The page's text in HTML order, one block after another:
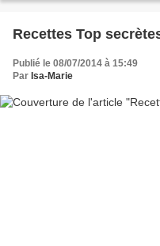
Recettes Top
Publié le 08/07/2014 à 15:49
Par Isa-Marie